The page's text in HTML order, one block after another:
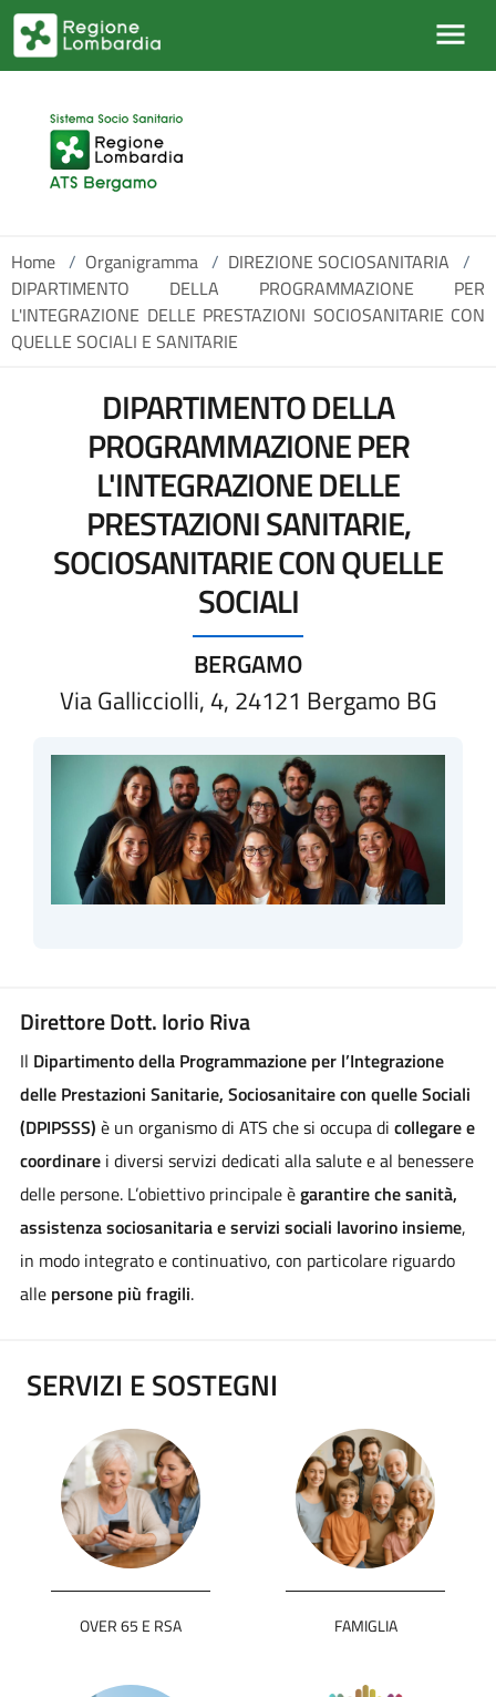
Salta al contenuto principale
Home / Organigramma / DIREZIONE SOCIOSANITARIA /
DIPARTIMENTO DELLA PROGRAMMAZIONE PER
L'INTEGRAZIONE DELLE PRESTAZIONI SOCIOSANITARIE CON
QUELLE SOCIALI E SANITARIE
DIPARTIMENTO DELLA
PROGRAMMAZIONE PER
L'INTEGRAZIONE DELLE
PRESTAZIONI SANITARIE,
SOCIOSANITARIE CON QUELLE
SOCIALI
BERGAMO
Via Gallicciolli, 4, 24121 Bergamo BG
Direttore Dott. Iorio Riva
Il Dipartimento della Programmazione per l’Integrazione
delle Prestazioni Sanitarie, Sociosanitaire con quelle Sociali
(DPIPSSS) è un organismo di ATS che si occupa di collegare e
coordinarei diversi servizi dedicati alla salute e al benessere
delle persone. L’obiettivo principale ègarantire che sanità,
assistenza sociosanitaria e servizi sociali lavorino insieme,
in modo integrato e continuativo, con particolare riguardo
alle persone più fragili.
SERVIZI E SOSTEGNI
OVER 65 E RSA FAMIGLIA